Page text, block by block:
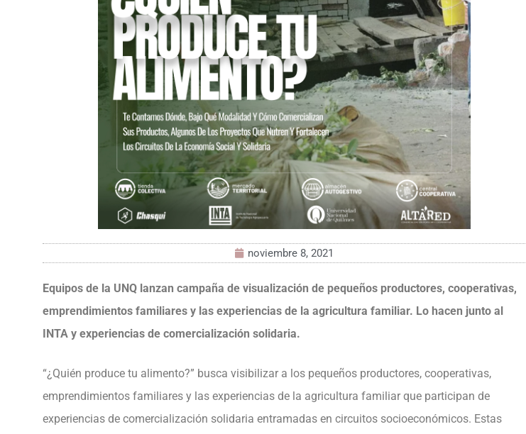
noviembre 8, 2021
Equipos de la UNQ lanzan campaña de visualización de pequeños productores, cooperativas,
emprendimientos familiares y las experiencias de la agricultura familiar. Lo hacen junto al
INTA y experiencias de comercialización solidaria.
“¿Quién produce tu alimento?” busca visibilizar a los pequeños productores, cooperativas,
emprendimientos familiares y las experiencias de la agricultura familiar que participan de
experiencias de comercialización solidaria entramadas en circuitos socioeconómicos. Estas